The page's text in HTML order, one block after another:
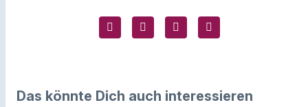
Das könnte Dich auch interessieren